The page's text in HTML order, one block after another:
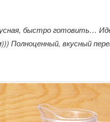
быстро готовить…
Полноценный, вкусный